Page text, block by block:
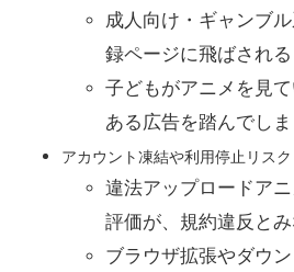
成人向け・ギャンブ
録ページに飛ばされる
子どもがアニメを見
ある広告を踏んでしま
アカウント凍結や利用停止リスク
違法アップロードア
評価が、規約違反と
ブラウザ拡張やダウ